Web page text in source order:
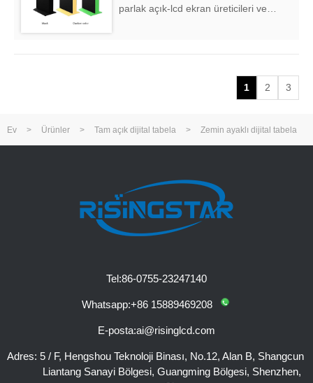
parlak açık-lcd ekran üreticileri ve
1 2 3
Ev > Ürünler > Tam açık dijital tabela > Zemin ayaklı dijital tabela
Tel:86-0755-23247140
Whatsapp:+86 15889469208
E-posta:ai@risinglcd.com
Adres: 5 / F, Hengshou Teknoloji Binası, No.12, Alan B, Shangcun
Liantang Sanayi Bölgesi, Guangming Bölgesi, Shenzhen,